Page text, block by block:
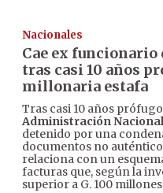
Nacionales
Cae ex funcionario
tras casi 10 años
millonaria estafa
Tras casi 10 años
Administración
detenido por una
documentos no
relaciona con un
facturas que, según la
superior a G. 100